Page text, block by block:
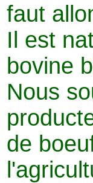
faut
Il est
bovine
Nous
de